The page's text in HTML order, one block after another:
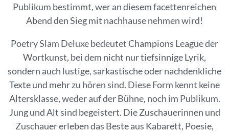
Publikum bestimmt, wer an diesem facettenreichen
Abend den Sieg mit nachhause nehmen wird!
Poetry Slam Deluxe bedeutet Champions League der
Wortkunst, bei dem nicht nur tiefsinnige Lyrik,
sondern auch lustige, sarkastische oder nachdenkliche
Texte und mehr zu hören sind. Diese Form kennt keine
Altersklasse, weder auf der Bühne, noch im Publikum.
Jung und Alt sind begeistert. Die Zuschauerinnen und
Zuschauer erleben das Beste aus Kabarett, Poesie,